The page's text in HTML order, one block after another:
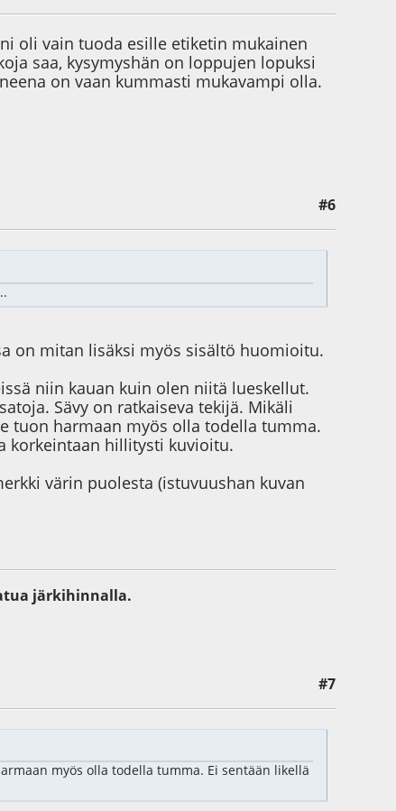
oli vain tuoda esille etiketin mukainen
saa, kysymyshän on loppujen lopuksi
on vaan kummasti mukavampi olla.
#6
on mitan lisäksi myös sisältö huomioitu.
niin kauan kuin olen niitä lueskellut.
Sävy on ratkaiseva tekijä. Mikäli
tuon harmaan myös olla todella tumma.
korkeintaan hillitysti kuvioitu.
värin puolesta (istuvuushan kuvan
järkihinnalla.
#7
myös olla todella tumma. Ei sentään likellä